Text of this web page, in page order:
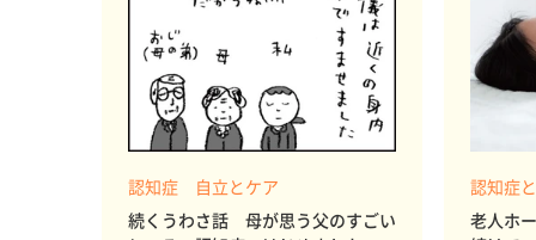
認知症 自立とケア
続くうわさ話 母が思う父のすごい
認知症
老人ホ